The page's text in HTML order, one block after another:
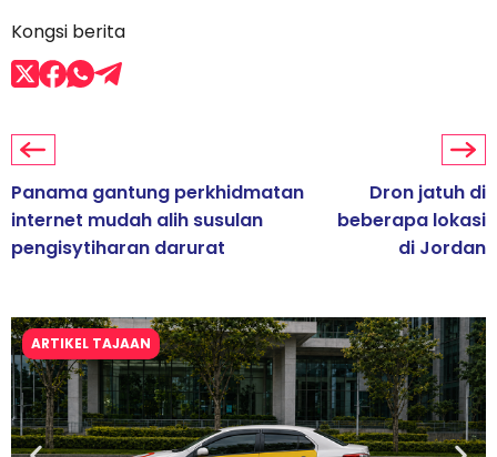
Kongsi berita
Panama gantung perkhidmatan
internet mudah alih susulan
pengisytiharan darurat
Dron jatuh di
beberapa lokasi
di Jordan
ARTIKEL TAJAAN